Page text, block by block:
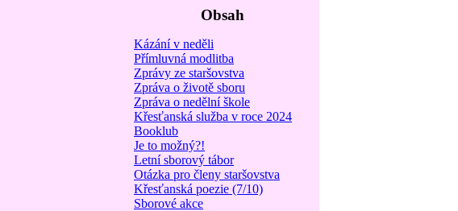
Obsah
Kázání v neděli
Přímluvná modlitba
Zprávy ze staršovstva
Zpráva o životě sboru
Zpráva o nedělní škole
Křesťanská služba v roce 2024
Booklub
Je to možný?!
Letní sborový tábor
Otázka pro členy staršovstva
Křesťanská poezie (7/10)
Sborové akce